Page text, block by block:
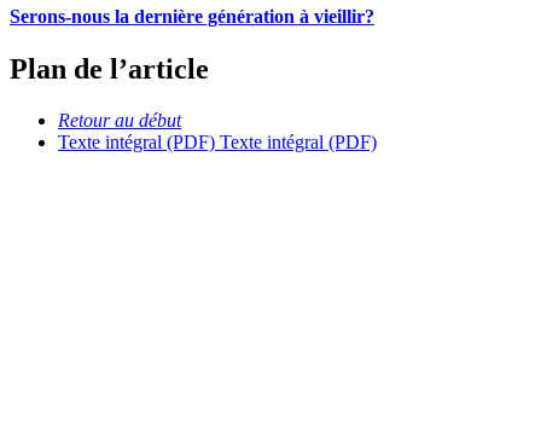
Serons-nous la dernière génération à vieillir?
Plan de l’article
Retour au début
Texte intégral (PDF) Texte intégral (PDF)